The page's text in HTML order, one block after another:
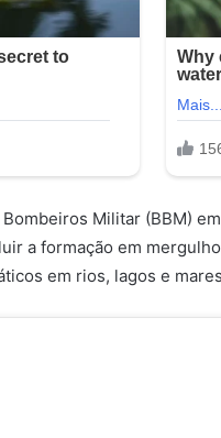
Militar (BBM)
a formação em
em rios, lagos e